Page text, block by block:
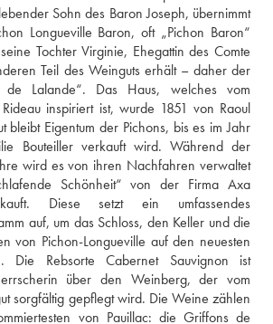
Sohn des Baron Joseph, übernimmt
Longueville Baron, oft „Pichon Baron“
Tochter Virginie, Ehegattin des Comte
Teil des Weinguts erhält – daher der
de Lalande“. Das Haus, welches vom
inspiriert ist, wurde 1851 von Raoul
bleibt Eigentum der Pichons, bis es im Jahr
Bouteiller verkauft wird. Während der
wird es von ihren Nachfahren verwaltet
Schönheit“ von der Firma Axa
Diese setzt ein umfassendes
auf, um das Schloss, den Keller und die
von Pichon-Longueville auf den neuesten
Die Rebsorte Cabernet Sauvignon ist
über den Weinberg, der vom
sorgfältig gepflegt wird. Die Weine zählen
von Pauillac: die Griffons de